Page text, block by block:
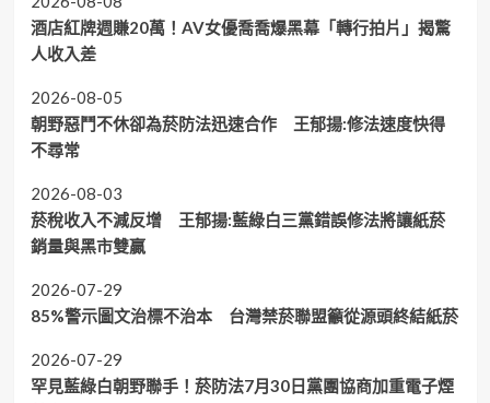
酒店紅牌週賺20萬！AV女優喬喬爆黑幕「轉行拍片」揭驚
人收入差
2026-08-05
朝野惡鬥不休卻為菸防法迅速合作 王郁揚:修法速度快得
不尋常
2026-08-03
菸稅收入不減反增 王郁揚:藍綠白三黨錯誤修法將讓紙菸
銷量與黑市雙贏
2026-07-29
85%警示圖文治標不治本 台灣禁菸聯盟籲從源頭終結紙菸
2026-07-29
罕見藍綠白朝野聯手！菸防法7月30日黨團協商加重電子煙